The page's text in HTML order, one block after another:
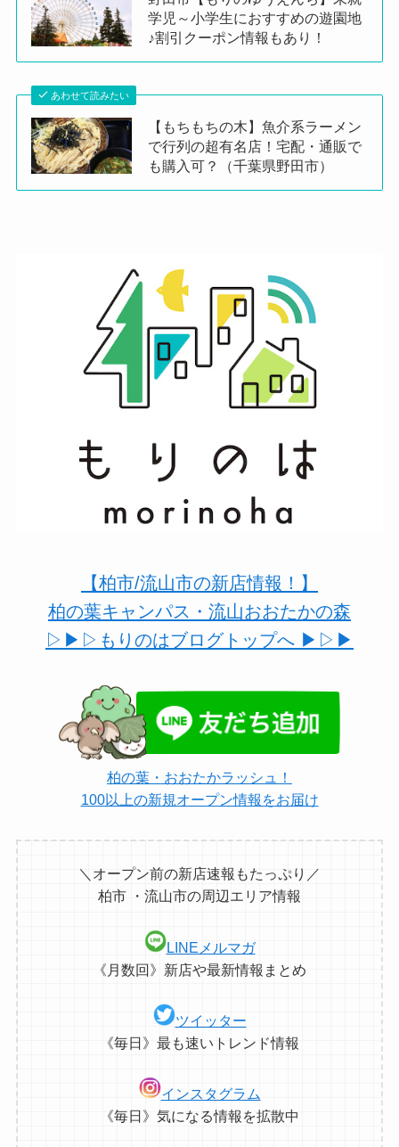
学児～小学生におすすめの遊園地
♪割引クーポン情報もあり！
あわせて読みたい
【もちもちの木】魚介系ラーメン
で行列の超有名店！宅配・通販で
も購入可？（千葉県野田市）
【柏市/流山市の新店情報！】
柏の葉キャンパス・流山おおたかの森
▷▶︎▷もりのはブログトップへ ▶︎▷▶︎
柏の葉・おおたかラッシュ！
100以上の新規オープン情報をお届け
＼オープン前の新店速報もたっぷり／
柏市 ・流山市の周辺エリア情報
LINEメルマガ
《月数回》新店や最新情報まとめ
ツイッター
《毎日》最も速いトレンド情報
インスタグラム
《毎日》気になる情報を拡散中